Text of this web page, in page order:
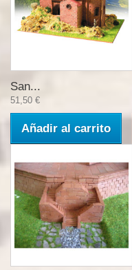
San...
51,50 €
Añadir al carrito